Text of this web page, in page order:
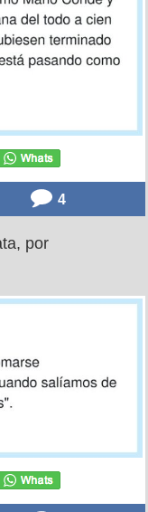
4
por